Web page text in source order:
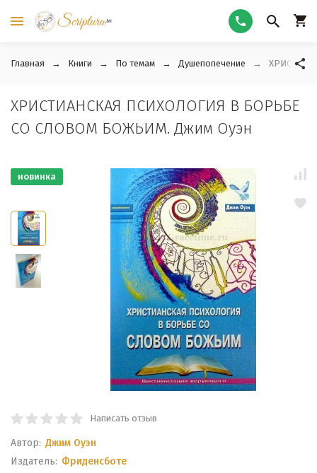
Главная Книги По темам Душепопечение
ХРИСТИАНСКАЯ ПСИХОЛОГИЯ В БОРЬБЕ
СО СЛОВОМ БОЖЬИМ. Джим Оуэн
новинка
Написать отзыв
Автор: Джим Оуэн
Издатель: Фриденсботе